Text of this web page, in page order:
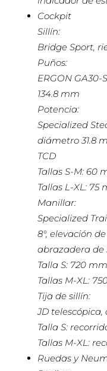
Cockpit
Sillín:
Bridge Sport,
Puños:
ERGON
134.8 mm
Potencia:
Specialized
diámetro 31.8
TCD
Tallas S-M: 60
Tallas L-XL: 75
Manillar:
Specialized
8°, elevación
abrazadera de
Talla S: 720 mm
Tallas M-XL:
Tija de sillín:
JD
Talla S:
Tallas M-XL:
Ruedas y